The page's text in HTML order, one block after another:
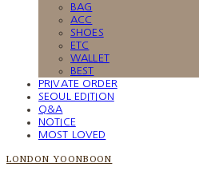
BAG
ACC
SHOES
ETC
WALLET
BEST
PRIVATE ORDER
SEOUL EDITION
Q&A
NOTICE
MOST LOVED
LONDON YOONBOON